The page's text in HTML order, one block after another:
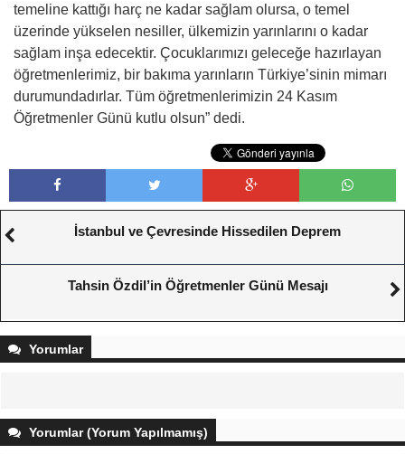
temeline kattığı harç ne kadar sağlam olursa, o temel
üzerinde yükselen nesiller, ülkemizin yarınlarını o kadar
sağlam inşa edecektir. Çocuklarımızı geleceğe hazırlayan
öğretmenlerimiz, bir bakıma yarınların Türkiye’sinin mimarı
durumundadırlar. Tüm öğretmenlerimizin 24 Kasım
Öğretmenler Günü kutlu olsun” dedi.
İstanbul ve Çevresinde Hissedilen Deprem
Tahsin Özdil’in Öğretmenler Günü Mesajı
Yorumlar
Yorumlar (Yorum Yapılmamış)